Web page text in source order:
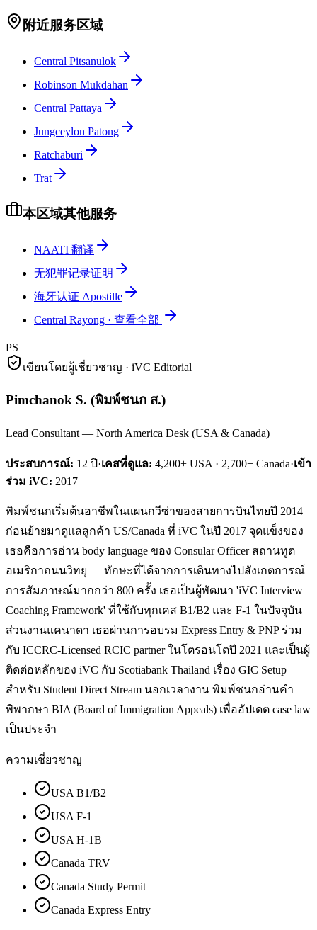
附近服务区域
Central Pitsanulok
Robinson Mukdahan
Central Pattaya
Jungceylon Patong
Ratchaburi
Trat
本区域其他服务
NAATI 翻译
无犯罪记录证明
海牙认证 Apostille
Central Rayong · 查看全部
PS
เขียนโดยผู้เชี่ยวชาญ · iVC Editorial
Pimchanok S. (พิมพ์ชนก ส.)
Lead Consultant — North America Desk (USA & Canada)
ประสบการณ์: 12 ปี·เคสที่ดูแล: 4,200+ USA · 2,700+ Canada·เข้า
ร่วม iVC: 2017
พิมพ์ชนกเริ่มต้นอาชีพในแผนกวีซ่าของสายการบินไทยปี 2014
ก่อนย้ายมาดูแลลูกค้า US/Canada ที่ iVC ในปี 2017 จุดแข็งของ
เธอคือการอ่าน body language ของ Consular Officer สถานทูต
อเมริกาถนนวิทยุ — ทักษะที่ได้จากการเดินทางไปสังเกตการณ์
การสัมภาษณ์มากกว่า 800 ครั้ง เธอเป็นผู้พัฒนา 'iVC Interview
Coaching Framework' ที่ใช้กับทุกเคส B1/B2 และ F-1 ในปัจจุบัน
ส่วนงานแคนาดา เธอผ่านการอบรม Express Entry & PNP ร่วม
กับ ICCRC-Licensed RCIC partner ในโตรอนโตปี 2021 และเป็นผู้
ติดต่อหลักของ iVC กับ Scotiabank Thailand เรื่อง GIC Setup
สำหรับ Student Direct Stream นอกเวลางาน พิมพ์ชนกอ่านคำ
พิพากษา BIA (Board of Immigration Appeals) เพื่ออัปเดต case law
เป็นประจำ
ความเชี่ยวชาญ
USA B1/B2
USA F-1
USA H-1B
Canada TRV
Canada Study Permit
Canada Express Entry